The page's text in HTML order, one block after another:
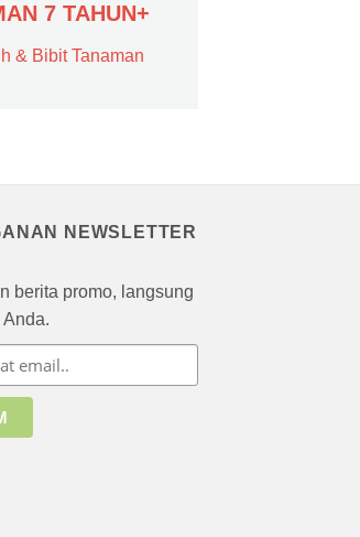
7 TAHUN+
& Bibit Tanaman
NEWSLETTER
berita promo, langsung
Anda.